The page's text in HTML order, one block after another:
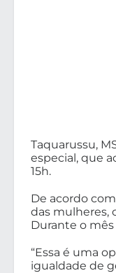
Taquarussu,
especial, que
15h.
De acordo
das mulheres,
Durante o
“Essa é uma
igualdade de